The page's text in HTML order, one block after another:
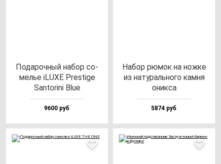
Пода­роч­ный на­бор со­
мелье iLUXE Pres­ti­ge
San­to­ri­ni Blue
9600 руб
Набор рю­мок на нож­ке
из на­ту­раль­но­го кам­ня
оник­са
5874 руб